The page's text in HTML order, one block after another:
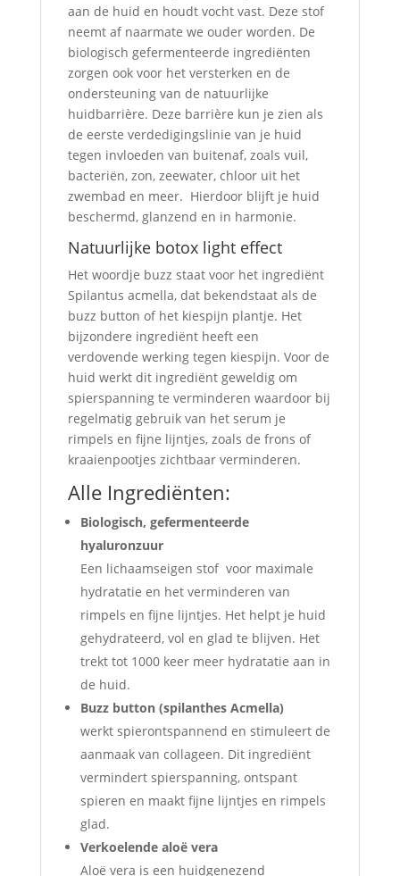
aan de huid en houdt vocht vast. Deze stof
neemt af naarmate we ouder worden. De
biologisch gefermenteerde ingrediënten
zorgen ook voor het versterken en de
ondersteuning van de natuurlijke
huidbarrière. Deze barrière kun je zien als
de eerste verdedigingslinie van je huid
tegen invloeden van buitenaf, zoals vuil,
bacteriën, zon, zeewater, chloor uit het
zwembad en meer. Hierdoor blijft je huid
beschermd, glanzend en in harmonie.
Natuurlijke botox light effect
Het woordje buzz staat voor het ingrediënt
Spilantus acmella, dat bekendstaat als de
buzz button of het kiespijn plantje. Het
bijzondere ingrediënt heeft een
verdovende werking tegen kiespijn. Voor de
huid werkt dit ingrediënt geweldig om
spierspanning te verminderen waardoor bij
regelmatig gebruik van het serum je
rimpels en fijne lijntjes, zoals de frons of
kraaienpootjes zichtbaar verminderen.
Alle Ingrediënten:
Biologisch, gefermenteerde
hyaluronzuur
Een lichaamseigen stof voor maximale
hydratatie en het verminderen van
rimpels en fijne lijntjes. Het helpt je huid
gehydrateerd, vol en glad te blijven. Het
trekt tot 1000 keer meer hydratatie aan in
de huid.
Buzz button (spilanthes Acmella)
werkt spierontspannend en stimuleert de
aanmaak van collageen. Dit ingrediënt
vermindert spierspanning, ontspant
spieren en maakt fijne lijntjes en rimpels
glad.
Verkoelende aloë vera
Aloë vera is een huidgenezend